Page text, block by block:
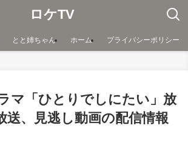
ロケTV
とと姉ちゃん ホーム プライバシーポリシー
マ「ひとりでしにたい」放
送、見逃し動画の配信情報